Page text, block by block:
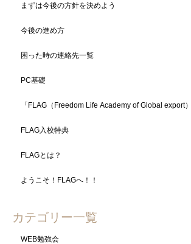
まずは今後の方針を決めよう
今後の進め方
困った時の連絡先一覧
PC基礎
「FLAG（Freedom Life Academy of Global export
FLAG入校特典
FLAGとは？
ようこそ！FLAGへ！！
カテゴリー一覧
WEB勉強会